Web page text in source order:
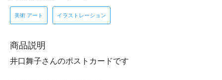
美術 アート イラストレーション
商品説明
井口舞子さんのポストカードです